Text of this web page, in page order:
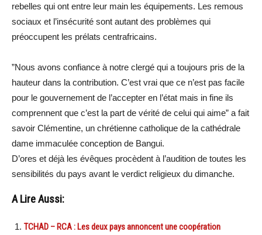
rebelles qui ont entre leur main les équipements. Les remous
sociaux et l’insécurité sont autant des problèmes qui
préoccupent les prélats centrafricains.
”Nous avons confiance à notre clergé qui a toujours pris de la
hauteur dans la contribution. C’est vrai que ce n’est pas facile
pour le gouvernement de l’accepter en l’état mais in fine ils
comprennent que c’est la part de vérité de celui qui aime” a fait
savoir Clémentine, un chrétienne catholique de la cathédrale
dame immaculée conception de Bangui.
D’ores et déjà les évêques procèdent à l’audition de toutes les
sensibilités du pays avant le verdict religieux du dimanche.
A Lire Aussi:
TCHAD – RCA : Les deux pays annoncent une coopération